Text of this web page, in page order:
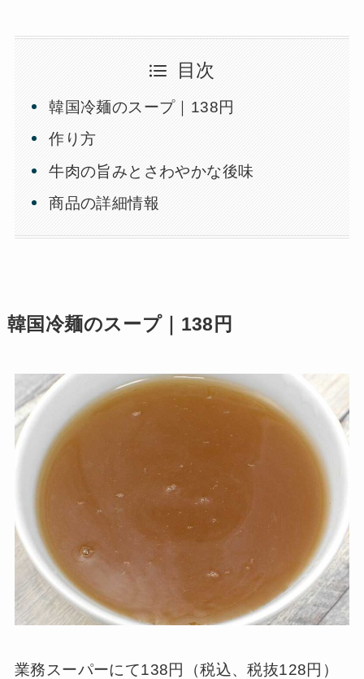
目次
韓国冷麺のスープ｜138円
作り方
牛肉の旨みとさわやかな後味
商品の詳細情報
韓国冷麺のスープ｜138円
業務スーパーにて138円（税込、税抜128円）